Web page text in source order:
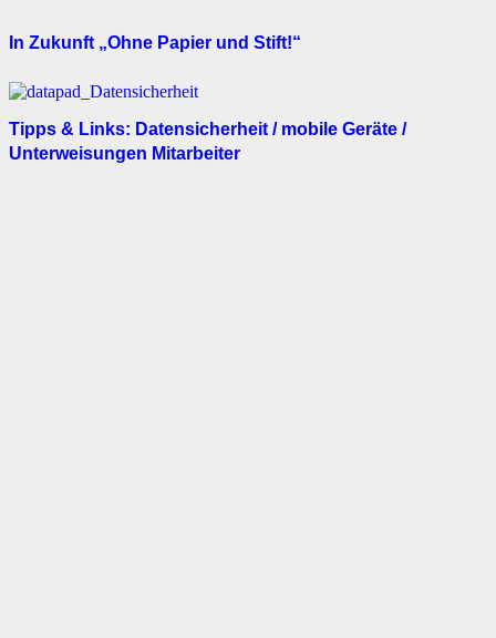
In Zukunft „Ohne Papier und Stift!“
Tipps & Links: Datensicherheit / mobile Geräte /
Unterweisungen Mitarbeiter